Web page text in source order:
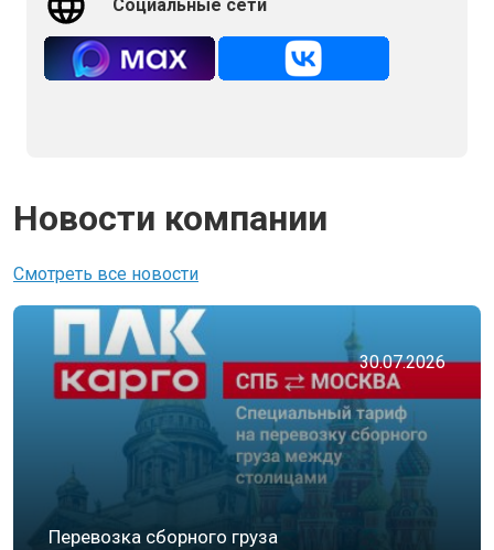
Социальные сети
Новости компании
Смотреть все новости
30.07.2026
Перевозка сборного груза